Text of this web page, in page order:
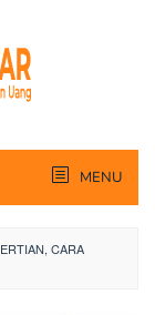
MENU
CARA